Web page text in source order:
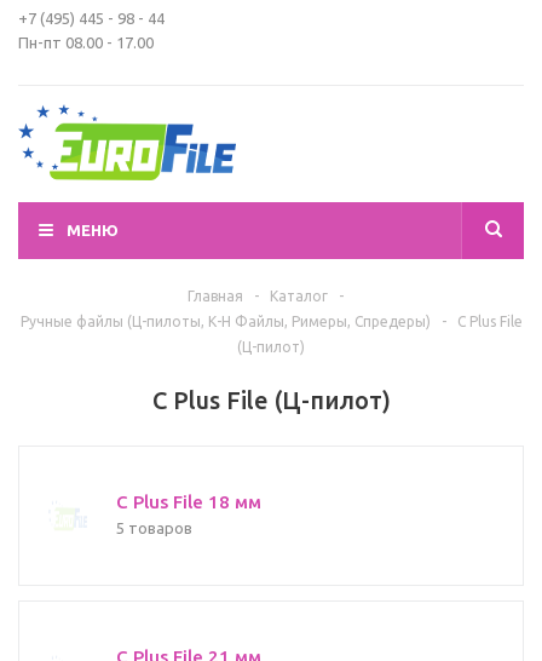
+7 (495) 445 - 98 - 44
Пн-пт 08.00 - 17.00
МЕНЮ
Главная - Каталог
-
Ручные файлы (Ц-пилоты, К-H Файлы, Римеры, Спредеры)
-
C Plus File
(Ц-пилот)
C Plus File (Ц-пилот)
C Plus File 18 мм
5 товаров
C Plus File 21 мм